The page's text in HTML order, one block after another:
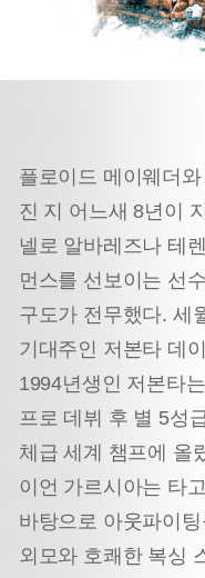
플로이드 메이웨더
진 지 어느새 8년이
넬로 알바레즈나 테
먼스를 선보이는 선
구도가 전무했다. 세
기대주인 저본타 데
1994년생인 저본타
프로 데뷔 후 별 5성
체급 세계 챔프에 올
이언 가르시아는 타
바탕으로 아웃파이
외모와 호쾌한 복싱